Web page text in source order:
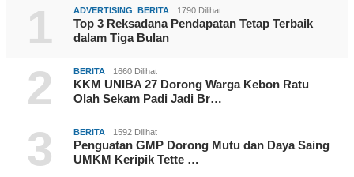
1 ADVERTISING BERITA 1790 Dilihat
Top 3 Reksadana Pendapatan Tetap Terbaik
dalam Tiga Bulan
2 BERITA 1660 Dilihat
KKM UNIBA 27 Dorong Warga Kebon Ratu
Olah Sekam Padi Jadi Br…
3 BERITA 1592 Dilihat
Penguatan GMP Dorong Mutu dan Daya Saing
UMKM Keripik Tette …